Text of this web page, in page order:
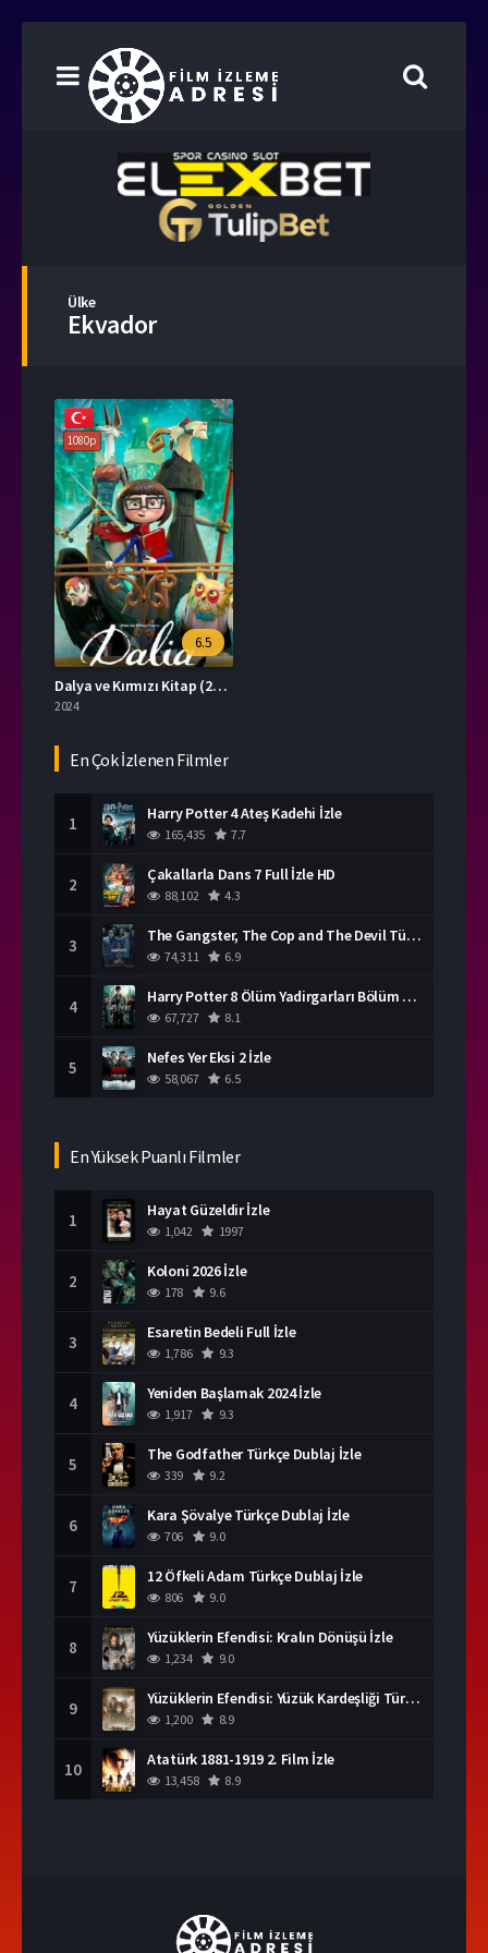
Ülke
Ekvador
1080p
6.5
Dalya ve Kırmızı Kitap (2025) Film İzle
2024
En Çok İzlenen Filmler
1 Harry Potter 4 Ateş Kadehi İzle
165,435 7.7
2 Çakallarla Dans 7 Full İzle HD
88,102 4.3
3 The Gangster, The Cop and The Devil Türkçe Dublaj İzle
74,311 6.9
4 Harry Potter 8 Ölüm Yadirgarları Bölüm 2 İzle
67,727 8.1
5 Nefes Yer Eksi 2 İzle
58,067 6.5
En Yüksek Puanlı Filmler
1 Hayat Güzeldir İzle
1,042 1997
2 Koloni 2026 İzle
178 9.6
3 Esaretin Bedeli Full İzle
1,786 9.3
4 Yeniden Başlamak 2024 İzle
1,917 9.3
5 The Godfather Türkçe Dublaj İzle
339 9.2
6 Kara Şövalye Türkçe Dublaj İzle
706 9.0
7 12 Öfkeli Adam Türkçe Dublaj İzle
806 9.0
8 Yüzüklerin Efendisi: Kralın Dönüşü İzle
1,234 9.0
9 Yüzüklerin Efendisi: Yüzük Kardeşliği Türkçe Dublaj İzle
1,200 8.9
10 Atatürk 1881-1919 2. Film İzle
13,458 8.9